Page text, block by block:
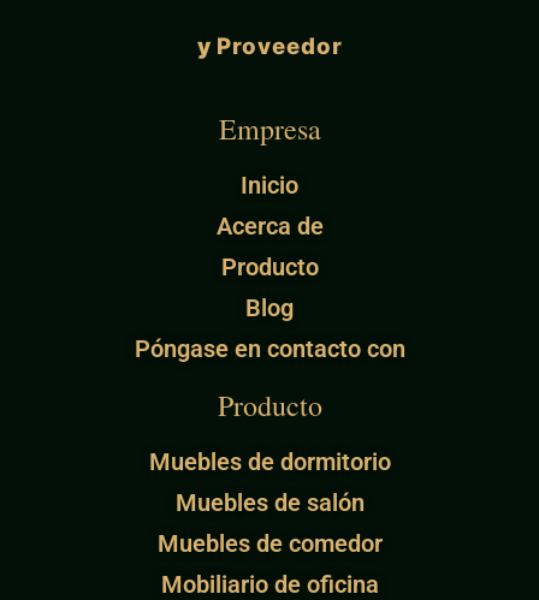
y Proveedor
Empresa
Inicio
Acerca de
Producto
Blog
Póngase en contacto con
Producto
Muebles de dormitorio
Muebles de salón
Muebles de comedor
Mobiliario de oficina